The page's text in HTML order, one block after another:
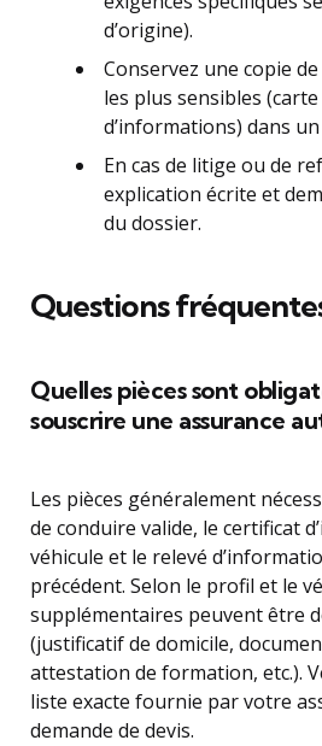
d’origine).
Conservez une copie
les plus sensibles
d’informations) dans
En cas de litige ou de
explication écrite et
du dossier.
Questions
Quelles pièces sont
souscrire une assurance
Les pièces généralement
de conduire valide, le certificat
véhicule et le relevé
précédent. Selon le profil et le
supplémentaires peuvent être
(justificatif de domicile,
attestation de formation, etc.).
liste exacte fournie par votre
demande de devis.